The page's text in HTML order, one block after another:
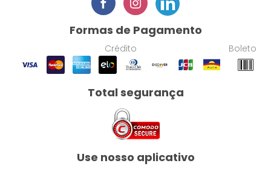
Formas de Pagamento
Crédito Boleto
Total segurança
Use nosso aplicativo